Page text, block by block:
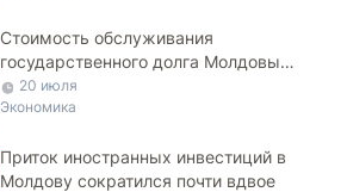
Стоимость обслуживания
государственного долга Молдовы
может достичь 7 млрд леев
20 июля
Экономика
Приток иностранных инвестиций в
Молдову сократился почти вдвое